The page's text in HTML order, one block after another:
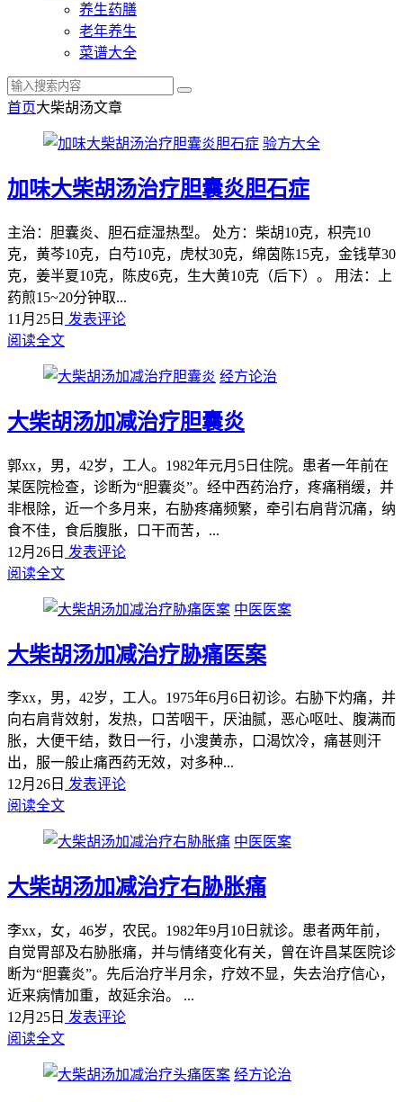
养生药膳
老年养生
菜谱大全
首页大柴胡汤文章
验方大全
加味大柴胡汤治疗胆囊炎胆石症
主治：胆囊炎、胆石症湿热型。 处方：柴胡10克，枳壳10
克，黄芩10克，白芍10克，虎杖30克，绵茵陈15克，金钱草30
克，姜半夏10克，陈皮6克，生大黄10克（后下）。 用法：上
药煎15~20分钟取...
11月25日 发表评论
阅读全文
经方论治
大柴胡汤加减治疗胆囊炎
郭xx，男，42岁，工人。1982年元月5日住院。患者一年前在
某医院检查，诊断为“胆囊炎”。经中西药治疗，疼痛稍缓，并
非根除，近一个多月来，右胁疼痛频繁，牵引右肩背沉痛，纳
食不佳，食后腹胀，口干而苦，...
12月26日 发表评论
阅读全文
中医医案
大柴胡汤加减治疗胁痛医案
李xx，男，42岁，工人。1975年6月6日初诊。右胁下灼痛，并
向右肩背效射，发热，口苦咽干，厌油腻，恶心呕吐、腹满而
胀，大便干结，数日一行，小溲黄赤，口渴饮冷，痛甚则汗
出，服一般止痛西药无效，对多种...
12月26日 发表评论
阅读全文
中医医案
大柴胡汤加减治疗右胁胀痛
李xx，女，46岁，农民。1982年9月10日就诊。患者两年前，
自觉胃部及右胁胀痛，并与情绪变化有关，曾在许昌某医院诊
断为“胆囊炎”。先后治疗半月余，疗效不显，失去治疗信心，
近来病情加重，故延余治。 ...
12月25日 发表评论
阅读全文
经方论治